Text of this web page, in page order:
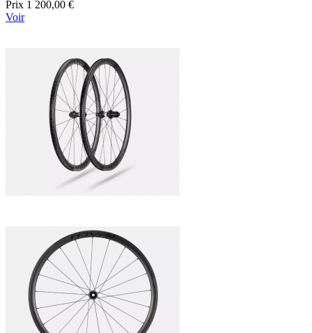
Prix 1 200,00 €
Voir